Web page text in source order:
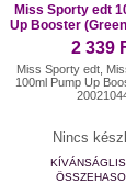
Miss Sporty edt
Up Booster
2 339
Miss Sporty edt,
100ml Pump Up
Nincs